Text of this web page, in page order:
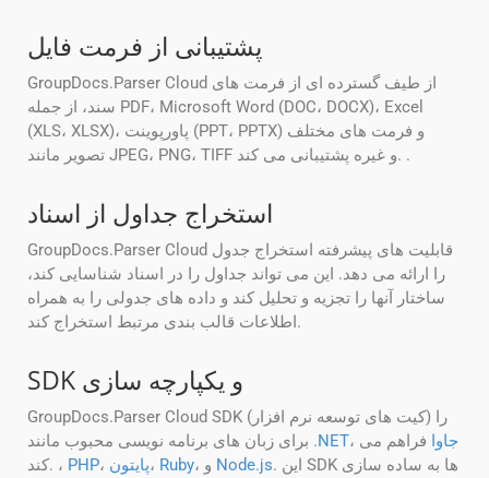
پشتیبانی از فرمت فایل
GroupDocs.Parser Cloud از طیف گسترده ای از فرمت های
سند، از جمله PDF، Microsoft Word (DOC، DOCX)، Excel
(XLS، XLSX)، پاورپوینت (PPT، PPTX) و فرمت های مختلف
تصویر مانند JPEG، PNG، TIFF و غیره پشتیبانی می کند. .
استخراج جداول از اسناد
GroupDocs.Parser Cloud قابلیت های پیشرفته استخراج جدول
را ارائه می دهد. این می تواند جداول را در اسناد شناسایی کند،
ساختار آنها را تجزیه و تحلیل کند و داده های جدولی را به همراه
اطلاعات قالب بندی مرتبط استخراج کند.
SDK و یکپارچه سازی
GroupDocs.Parser Cloud SDK (کیت های توسعه نرم افزار) را
.NET، جاوا فراهم می
کند. ، PHP، پایتون، Ruby Node.js. این SDK ها به ساده سازی